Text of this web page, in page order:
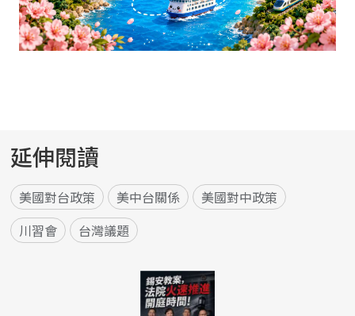
延伸閱讀
美國對台政策 美中台關係
美國對中政策
川習會
台灣議題